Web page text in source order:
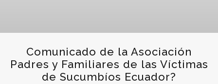
Comunicado de la Asociación
Padres y Familiares de las Víctimas
de Sucumbíos Ecuador?